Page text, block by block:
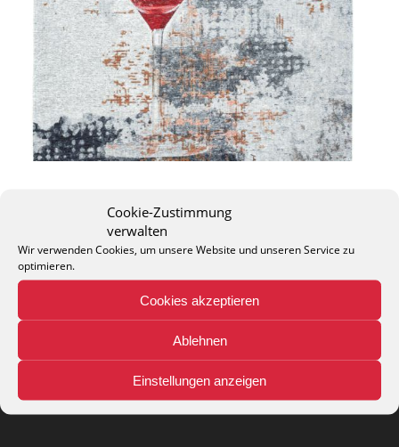
Cookie-Zustimmung
verwalten
Wir verwenden Cookies, um unsere Website und unseren Service zu
optimieren.
Cookies akzeptieren
Ablehnen
Einstellungen anzeigen
THEO KELLER GMBH
44867 Bochum
phone: + 49 (2327) 3083 - 20
e-mail:info@theko-collection.com